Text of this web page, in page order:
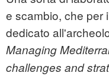
e scambio, che per
dedicato
Managing
challenges and